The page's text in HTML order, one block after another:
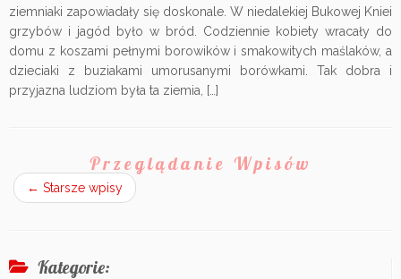
ziemniaki zapowiadały się doskonale. W niedalekiej Bukowej Kniei
grzybów i jagód było w bród. Codziennie kobiety wracały do
domu z koszami pełnymi borowików i smakowitych maślaków, a
dzieciaki z buziakami umorusanymi borówkami. Tak dobra i
przyjazna ludziom była ta ziemia, […]
Przeglądanie Wpisów
← Starsze wpisy
Kategorie: